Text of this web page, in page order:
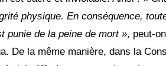
physique. En conséquence,
punie de la peine de mort », peut-
De la même manière, dans la